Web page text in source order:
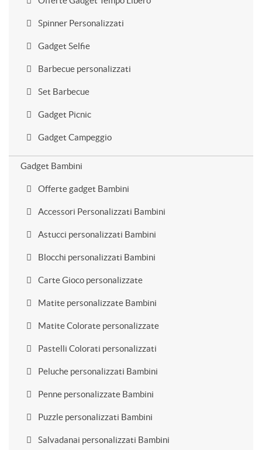
Spinner Personalizzati
Gadget Selfie
Barbecue personalizzati
Set Barbecue
Gadget Picnic
Gadget Campeggio
Gadget Bambini
Offerte gadget Bambini
Accessori Personalizzati Bambini
Astucci personalizzati Bambini
Blocchi personalizzati Bambini
Carte Gioco personalizzate
Matite personalizzate Bambini
Matite Colorate personalizzate
Pastelli Colorati personalizzati
Peluche personalizzati Bambini
Penne personalizzate Bambini
Puzzle personalizzati Bambini
Salvadanai personalizzati Bambini